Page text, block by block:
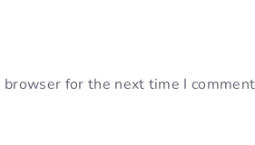
for the next time I